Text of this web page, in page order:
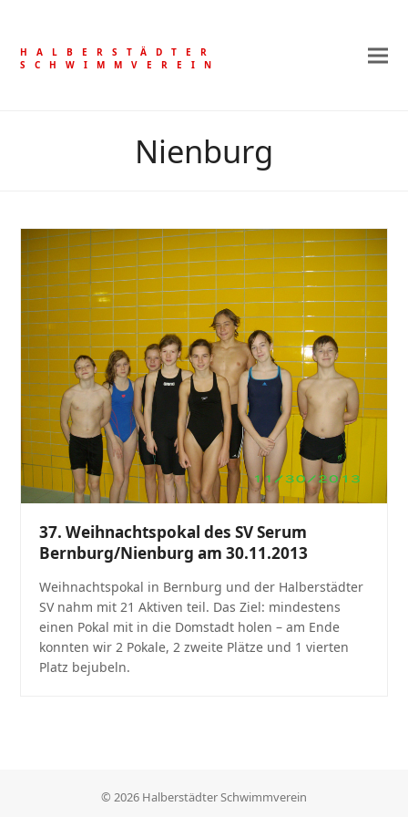
HALBERSTÄDTER
SCHWIMMVEREIN
Nienburg
37. Weihnachtspokal des SV Serum
Bernburg/Nienburg am 30.11.2013
Weihnachtspokal in Bernburg und der Halberstädter
SV nahm mit 21 Aktiven teil. Das Ziel: mindestens
einen Pokal mit in die Domstadt holen – am Ende
konnten wir 2 Pokale, 2 zweite Plätze und 1 vierten
Platz bejubeln.
© 2026 Halberstädter Schwimmverein